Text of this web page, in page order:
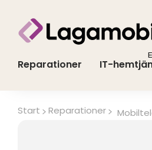
innehåll
Reparationer IT-
Start Reparationer